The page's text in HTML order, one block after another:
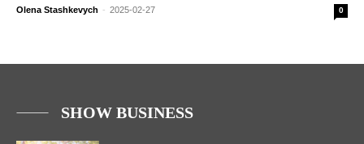
Olena Stashkevych - 2025-02-27 0
SHOW BUSINESS